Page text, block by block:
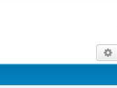
חיפוש